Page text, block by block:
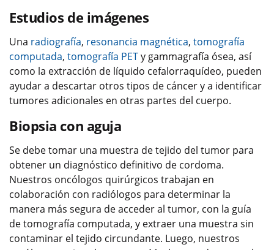
Estudios de imágenes
Una radiografía, resonancia magnética​​​​​​, tomografía
computada, tomografía PETy gammagrafía ósea, así
como la extracción de líquido cefalorraquídeo, pueden
ayudar a descartar otros tipos de cáncer y a identificar
tumores adicionales en otras partes del cuerpo.
Biopsia con aguja
Se debe tomar una muestra de tejido del tumor para
obtener un diagnóstico definitivo de cordoma.
Nuestros oncólogos quirúrgicos trabajan en
colaboración con radiólogos para determinar la
manera más segura de acceder al tumor, con la guía
de tomografía computada, y extraer una muestra sin
contaminar el tejido circundante. Luego, nuestros